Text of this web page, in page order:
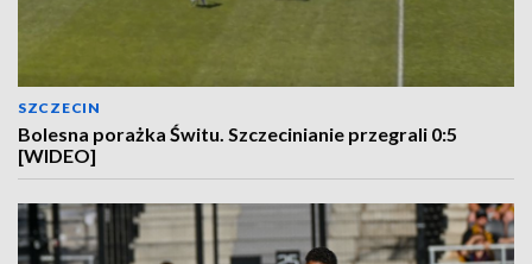
SZCZECIN
Bolesna porażka Świtu. Szczecinianie przegrali 0:5
[WIDEO]